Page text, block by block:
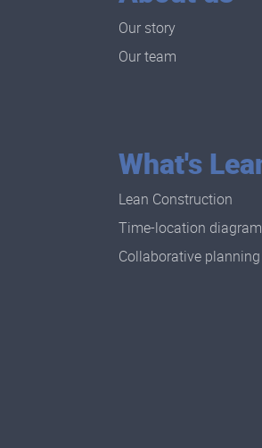
Our story
Our team
What's
Lean Construction
Time-location diagram
Collaborative planning